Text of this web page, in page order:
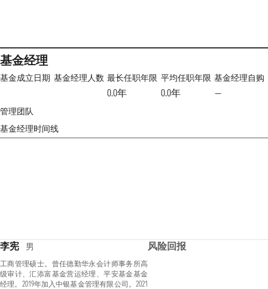
基金经理
基金成立日期 基金经理人数 最长任职年限
0.0年
平均任职年限
0.0年
基金经理自购
—
管理团队
基金经理时间线
李宪 男
工商管理硕士。曾任德勤华永会计师事务所高
级审计、汇添富基金营运经理、平安基金基金
经理。2019年加入中银基金管理有限公司。2021
风险回报